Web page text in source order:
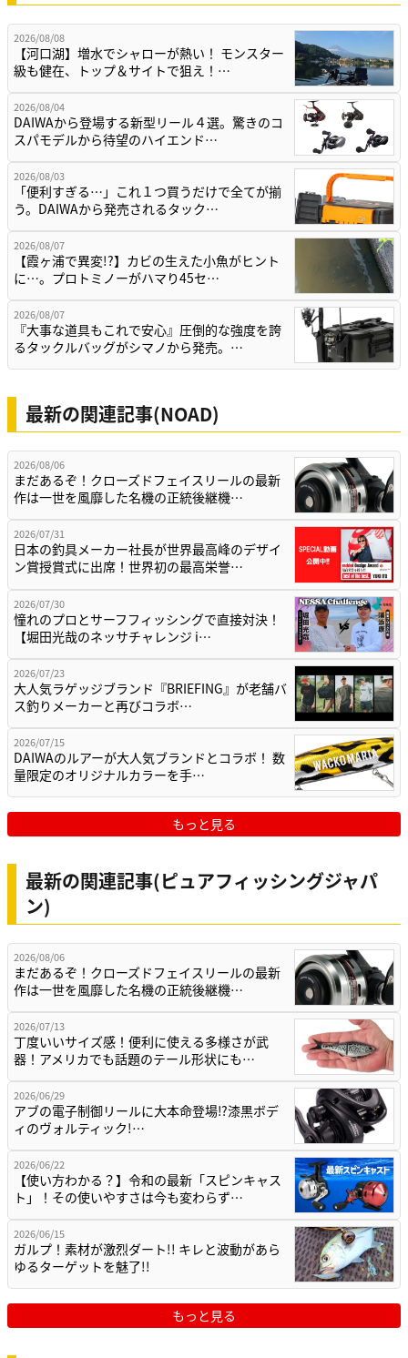
2026/08/08
【河口湖】増水でシャローが熱い！ モンスター
級も健在、トップ＆サイトで狙え！…
2026/08/04
DAIWAから登場する新型リール４選。驚きのコ
スパモデルから待望のハイエンド…
2026/08/03
「便利すぎる…」これ１つ買うだけで全てが揃
う。DAIWAから発売されるタック…
2026/08/07
【霞ヶ浦で異変!?】カビの生えた小魚がヒント
に…。プロトミノーがハマり45セ…
2026/08/07
『大事な道具もこれで安心』圧倒的な強度を誇
るタックルバッグがシマノから発売。…
最新の関連記事(NOAD)
2026/08/06
まだあるぞ！クローズドフェイスリールの最新
作は一世を風靡した名機の正統後継機…
2026/07/31
日本の釣具メーカー社長が世界最高峰のデザイ
ン賞授賞式に出席！世界初の最高栄誉…
2026/07/30
憧れのプロとサーフフィッシングで直接対決！
【堀田光哉のネッサチャレンジ i…
2026/07/23
大人気ラゲッジブランド『BRIEFING』が老舗バ
ス釣りメーカーと再びコラボ…
2026/07/15
DAIWAのルアーが大人気ブランドとコラボ！ 数
量限定のオリジナルカラーを手…
もっと見る
最新の関連記事(ピュアフィッシングジャパ
ン)
2026/08/06
まだあるぞ！クローズドフェイスリールの最新
作は一世を風靡した名機の正統後継機…
2026/07/13
丁度いいサイズ感！便利に使える多様さが武
器！アメリカでも話題のテール形状にも…
2026/06/29
アブの電子制御リールに大本命登場⁉漆黒ボデ
ィのヴォルティック!…
2026/06/22
【使い方わかる？】令和の最新「スピンキャス
ト」！その使いやすさは今も変わらず…
2026/06/15
ガルプ！素材が激烈ダート!! キレと波動があら
ゆるターゲットを魅了!!
もっと見る